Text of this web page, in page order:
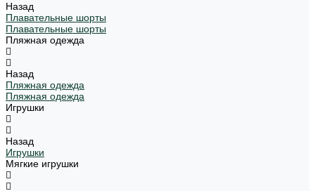
Назад
Плавательные шорты
Плавательные шорты
Пляжная одежда
Назад
Пляжная одежда
Пляжная одежда
Игрушки
Назад
Игрушки
Мягкие игрушки